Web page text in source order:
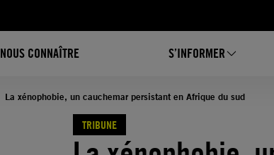
NOUS CONNAÎTRE S’INFORMER
La xénophobie, un cauchemar persistant en Afrique du sud
TRIBUNE